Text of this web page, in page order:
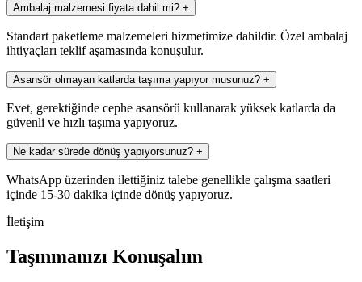
Ambalaj malzemesi fiyata dahil mi? +
Standart paketleme malzemeleri hizmetimize dahildir. Özel ambalaj
ihtiyaçları teklif aşamasında konuşulur.
Asansör olmayan katlarda taşıma yapıyor musunuz? +
Evet, gerektiğinde cephe asansörü kullanarak yüksek katlarda da
güvenli ve hızlı taşıma yapıyoruz.
Ne kadar sürede dönüş yapıyorsunuz? +
WhatsApp üzerinden ilettiğiniz talebe genellikle çalışma saatleri
içinde 15-30 dakika içinde dönüş yapıyoruz.
İletişim
Taşınmanızı Konuşalım